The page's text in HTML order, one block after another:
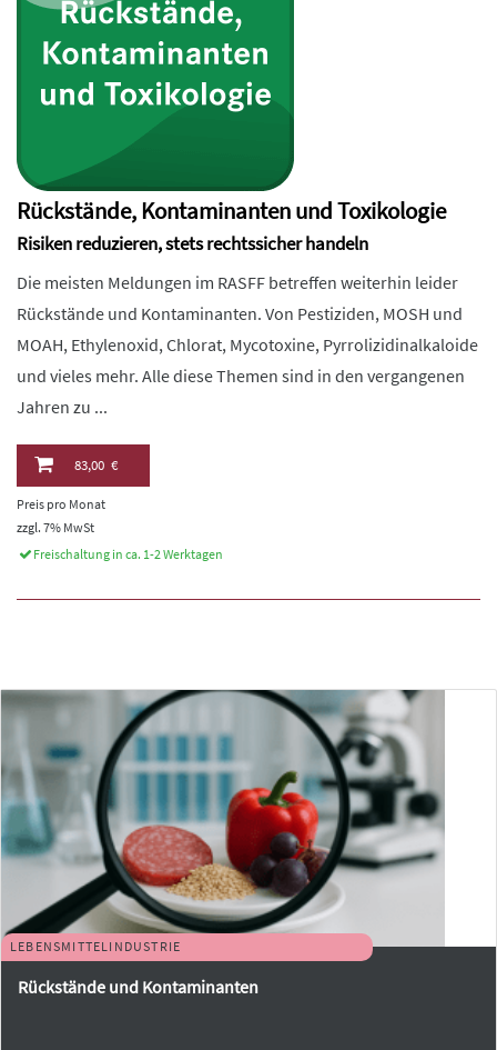
Rückstände, Kontaminanten und Toxikologie
Risiken reduzieren, stets rechtssicher handeln
Die meisten Meldungen im RASFF betreffen weiterhin leider
Rückstände und Kontaminanten. Von Pestiziden, MOSH und
MOAH, Ethylenoxid, Chlorat, Mycotoxine, Pyrrolizidinalkaloide
und vieles mehr. Alle diese Themen sind in den vergangenen
Jahren zu ...
83,00 €
Preis pro Monat
zzgl. 7% MwSt
Freischaltung in ca. 1-2 Werktagen
LEBENSMITTELINDUSTRIE
Rückstände und Kontaminanten